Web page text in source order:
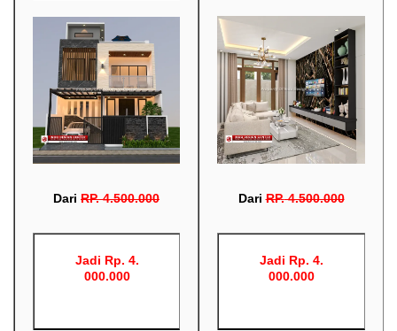
Dari RP.4.500.000
Jadi Rp. 4.
000.000
DariRP.4.500.000
Jadi Rp. 4.
000.000